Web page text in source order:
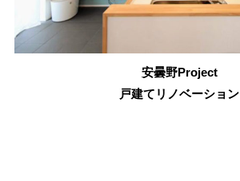
安曇野Project
戸建てリノベーション